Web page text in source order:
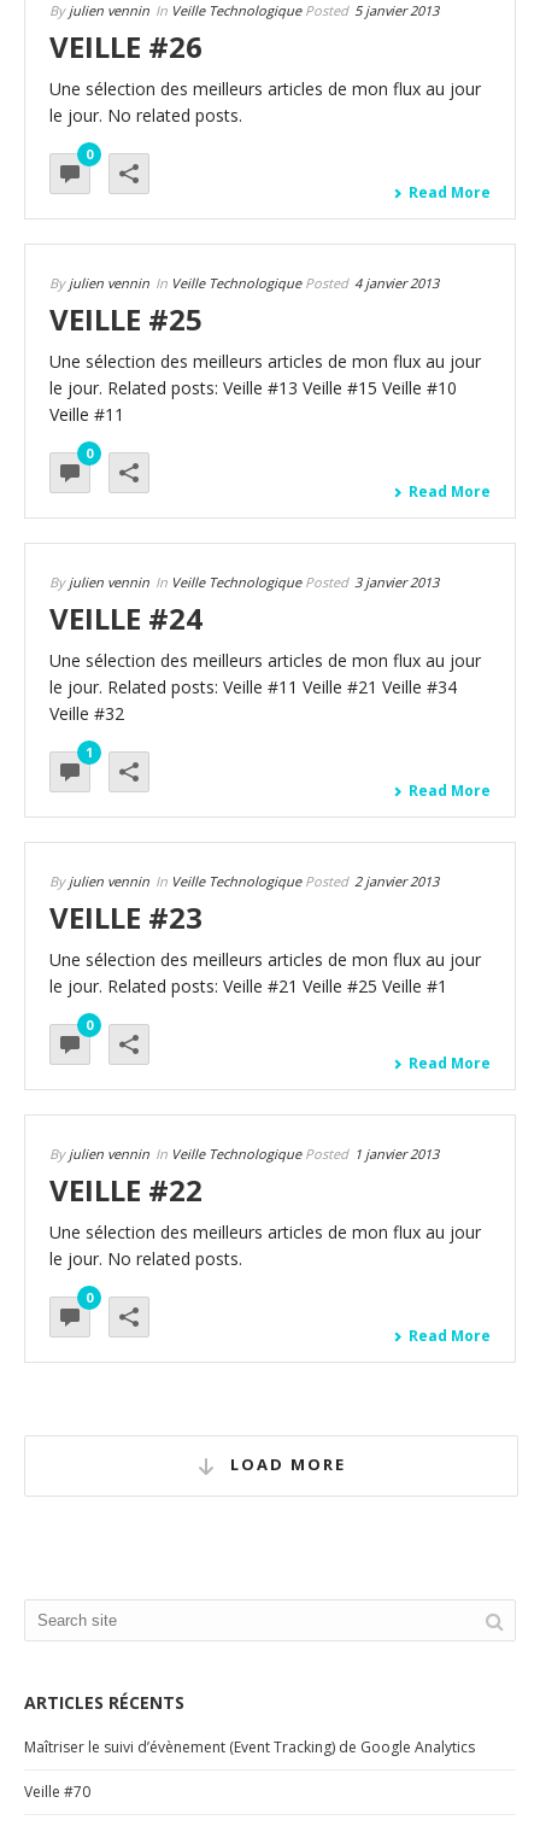
By julien vennin In Veille TechnologiquePosted 5 janvier 2013
VEILLE #26
Une sélection des meilleurs articles de mon flux au jour
le jour. No related posts.
0
Read More
By julien vennin In Veille TechnologiquePosted 4 janvier 2013
VEILLE #25
Une sélection des meilleurs articles de mon flux au jour
le jour. Related posts: Veille #13 Veille #15 Veille #10
Veille #11
0
Read More
By julien vennin In Veille TechnologiquePosted 3 janvier 2013
VEILLE #24
Une sélection des meilleurs articles de mon flux au jour
le jour. Related posts: Veille #11 Veille #21 Veille #34
Veille #32
1
Read More
By julien vennin In Veille TechnologiquePosted 2 janvier 2013
VEILLE #23
Une sélection des meilleurs articles de mon flux au jour
le jour. Related posts: Veille #21 Veille #25 Veille #1
0
Read More
By julien vennin In Veille TechnologiquePosted 1 janvier 2013
VEILLE #22
Une sélection des meilleurs articles de mon flux au jour
le jour. No related posts.
0
Read More
LOAD MORE
ARTICLES RÉCENTS
Maîtriser le suivi d’évènement (Event Tracking) de Google Analytics
Veille #70